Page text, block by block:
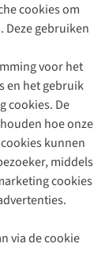
cookies om
Deze gebruiken
voor het
en het gebruik
cookies. De
hoe onze
kunnen
middels
cookies
via de cookie